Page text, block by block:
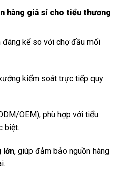
hàng giá sỉ cho tiểu thương
đáng kể so với chợ đầu mối
kiểm soát trực tiếp quy
OEM), phù hợp với tiểu
biệt.
lớn, giúp đảm bảo nguồn hàng